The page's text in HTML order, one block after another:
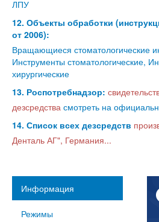
ЛПУ
12. Объекты обработки
от 2006):
Вращающиеся стоматологические
Инструменты стоматологические,
хирургические
13. Роспотребнадзор:
дезсредства смотреть на
14. Список всех дезсредств
Денталь АГ", Германия...
Информация
Режимы